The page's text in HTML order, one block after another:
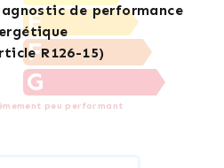
E
F
G
peu performant